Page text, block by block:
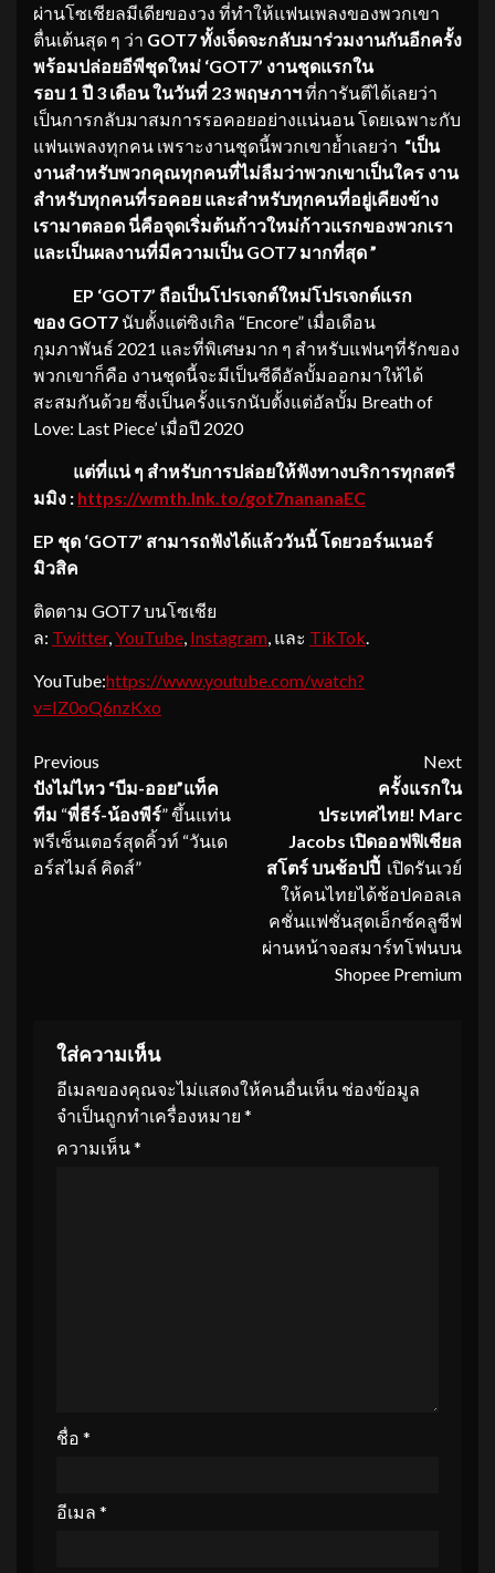
ผ่านโซเชียลมีเดียของวง ที่ทำให้แฟนเพลงของพวกเขา
ตื่นเต้นสุด ๆ ว่า GOT7 ทั้งเจ็ดจะกลับมาร่วมงานกันอีกครั้ง
พร้อมปล่อยอีพีชุดใหม่ ‘GOT7’ งานชุดแรกใน
รอบ 1 ปี 3 เดือน ในวันที่ 23 พฤษภาฯที่การันตีได้เลยว่า
เป็นการกลับมาสมการรอคอยอย่างแน่นอน โดยเฉพาะกับ
แฟนเพลงทุกคน เพราะงานชุดนี้พวกเขาย้ำเลยว่า “เป็น
งานสำหรับพวกคุณทุกคนที่ไม่ลืมว่าพวกเขาเป็นใคร งาน
สำหรับทุกคนที่รอคอย และสำหรับทุกคนที่อยู่เคียงข้าง
เรามาตลอด นี่คือจุดเริ่มต้นก้าวใหม่ก้าวแรกของพวกเรา
และเป็นผลงานที่มีความเป็น GOT7 มากที่สุด ”
EP ‘GOT7’ ถือเป็นโปรเจกต์ใหม่โปรเจกต์แรก
ของ GOT7 นับตั้งแต่ซิงเกิล “Encore” เมื่อเดือน
กุมภาพันธ์ 2021 และที่พิเศษมาก ๆ สำหรับแฟนๆที่รักของ
พวกเขาก็คือ งานชุดนี้จะมีเป็นซีดีอัลบั้มออกมาให้ได้
สะสมกันด้วย ซึ่งเป็นครั้งแรกนับตั้งแต่อัลบั้ม Breath of
Love: Last Piece’ เมื่อปี 2020
แต่ที่แน่ ๆ สำหรับการปล่อยให้ฟังทางบริการทุกสตรี
มมิง : https://wmth.lnk.to/got7nananaEC
EP ชุด ‘GOT7’ สามารถฟังได้แล้ววันนี้ โดยวอร์นเนอร์
มิวสิค
ติดตาม GOT7 บนโซเชีย
ล: Twitter, YouTube Instagram , และ TikTok
YouTube:https://www.youtube.com/watch?
v=IZ0oQ6nzKxo
Continue
Reading
Previous
ปังไม่ไหว “บีม-ออย”แท็ค
ทีม “พี่ธีร์-น้องพีร์”ขึ้นแท่น
พรีเซ็นเตอร์สุดคิ้วท์ “วันเด
อร์สไมล์ คิดส์”
Next
ครั้งแรกใน
ประเทศไทย! Marc
Jacobs เปิดออฟฟิเชียล
สโตร์ บนช้อปปี้ เปิดรันเวย์
ให้คนไทยได้ช้อปคอลเล
คชั่นแฟชั่นสุดเอ็กซ์คลูซีฟ
ผ่านหน้าจอสมาร์ทโฟนบน
Shopee Premium
ใส่ความเห็น
อีเมลของคุณจะไม่แสดงให้คนอื่นเห็น ช่องข้อมูล
จำเป็นถูกทำเครื่องหมาย *
ความเห็น*
ชื่อ *
อีเมล *